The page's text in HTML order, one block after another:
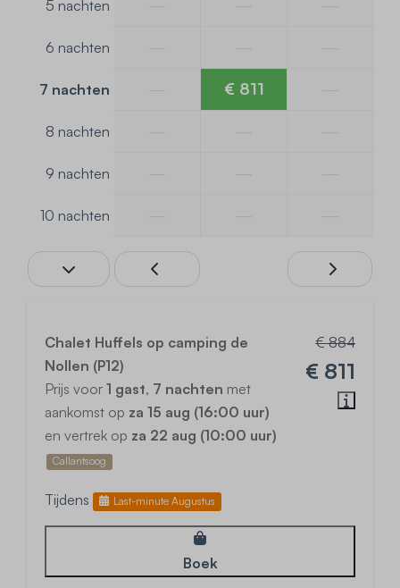
5 nachten
6 nachten
7 nachten € 811
8 nachten
9 nachten
10 nachten
€ 884
€ 811
Chalet Huffels op camping de
Nollen (P12)
Prijs voor 1 gast, 7 nachten met
aankomst op za 15 aug (16:00 uur)
en vertrek op za 22 aug (10:00 uur)
Callantsoog
Tijdens Last-minute Augustus
Boek